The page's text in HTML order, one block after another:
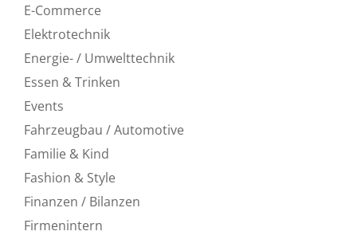
E-Commerce
Elektrotechnik
Energie- / Umwelttechnik
Essen & Trinken
Events
Fahrzeugbau / Automotive
Familie & Kind
Fashion & Style
Finanzen / Bilanzen
Firmenintern